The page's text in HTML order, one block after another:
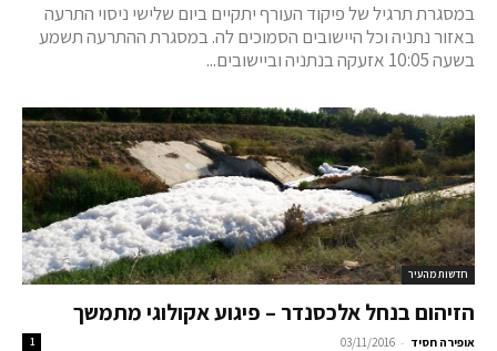
במסגרת תרגיל של פיקוד העורף יתקיים ביום שלישי ניסוי התרעה
באזור נתניה וכל היישובים הסמוכים לה. במסגרת ההתרעה תשמע
בשעה 10:05 אזעקה בנתניה וביישובים...
חדשות מהעיר
הזיהום בנחל אלכסנדר – פיגוע אקולוגי מתמשך
אופירה חסיד -
03/11/2016
1